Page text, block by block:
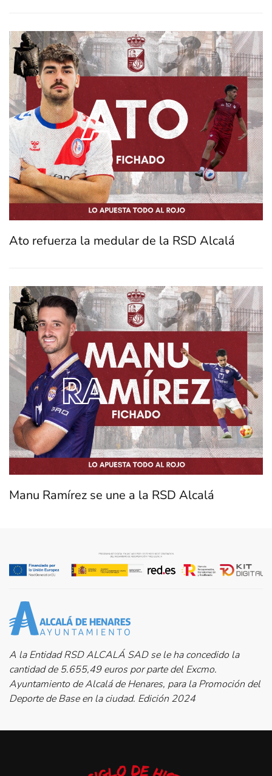
Ato refuerza la medular de la RSD Alcalá
Manu Ramírez se une a la RSD Alcalá
A la Entidad RSD ALCALÁ SAD se le ha concedido la
cantidad de 5.655,49 euros por parte del Excmo.
Ayuntamiento de Alcalá de Henares, para la Promoción del
Deporte de Base en la ciudad. Edición 2024